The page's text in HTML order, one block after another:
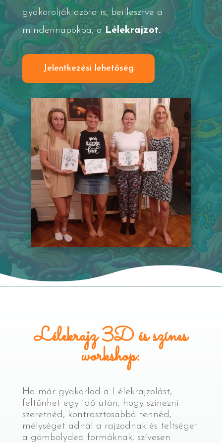
gyakorolják azóta is, beillesztve a
mindennapokba, aLélekrajzot.
Jelentkezési lehetőség
Lélekrajz 3D és színes
workshop:
Ha már gyakorlod a Lélekrajzolást,
feltűnhet egy idő után, hogy színezni
szeretnéd, kontrasztosabbá tennéd,
mélységet adnál a rajzodnak és teltséget
a gömbölyded formáknak, szívesen